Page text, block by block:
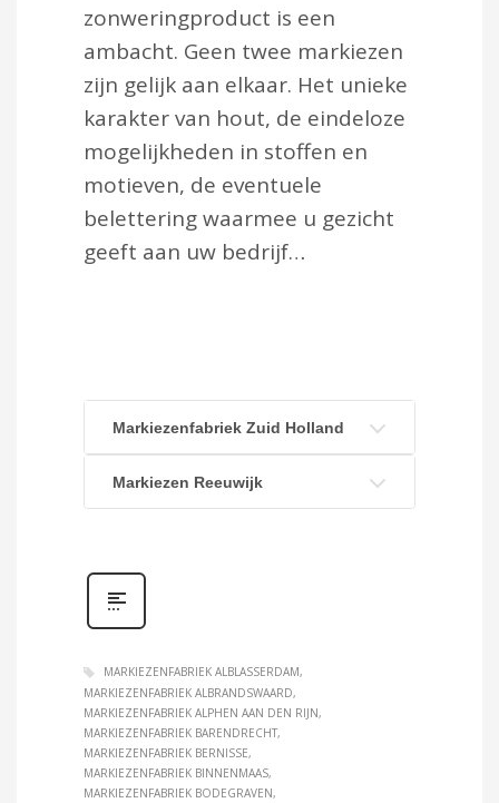
zonweringproduct is een
ambacht. Geen twee markiezen
zijn gelijk aan elkaar. Het unieke
karakter van hout, de eindeloze
mogelijkheden in stoffen en
motieven, de eventuele
belettering waarmee u gezicht
geeft aan uw bedrijf…
Markiezenfabriek Zuid Holland
Markiezen Reeuwijk
MARKIEZENFABRIEK ALBLASSERDAM
MARKIEZENFABRIEK ALBRANDSWAARD
MARKIEZENFABRIEK ALPHEN AAN DEN RIJN
MARKIEZENFABRIEK BARENDRECHT
MARKIEZENFABRIEK BERNISSE
MARKIEZENFABRIEK BINNENMAAS
MARKIEZENFABRIEK BODEGRAVEN